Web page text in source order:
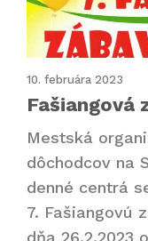
10. februára 2023
Fašiangová
Mestská
dôchodcov na
denné centrá
7. Fašiangovú
dňa 26.2.2023